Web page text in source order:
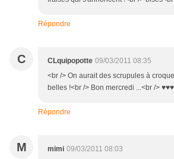
Répondre
C CLquipopotte 09/03/2011 08:35
<br /> On aurait des scrupules à
belles !<br /> Bon mercredi ...<br />
Répondre
M mimi 09/03/2011 08:03